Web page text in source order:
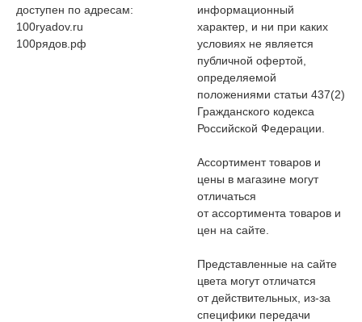
доступен по адресам:
100ryadov.ru
100рядов.рф
информационный
характер, и ни при каких
условиях не является
публичной офертой,
определяемой
положениями статьи 437(2)
Гражданского кодекса
Российской Федерации.
Ассортимент товаров и
цены в магазине могут
отличаться
от ассортимента товаров и
цен на сайте.
Представленные на сайте
цвета могут отличатся
от действительных, из-за
специфики передачи